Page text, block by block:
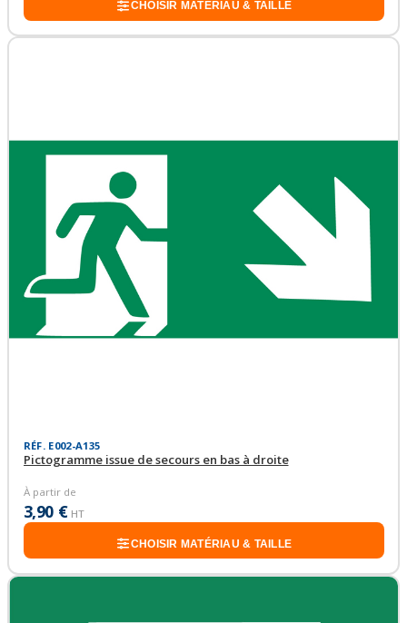
CHOISIR MATÉRIAU & TAILLE
RÉF. E002-A135
Pictogramme issue de secours en bas à droite
À partir de
3,90 € HT
CHOISIR MATÉRIAU & TAILLE